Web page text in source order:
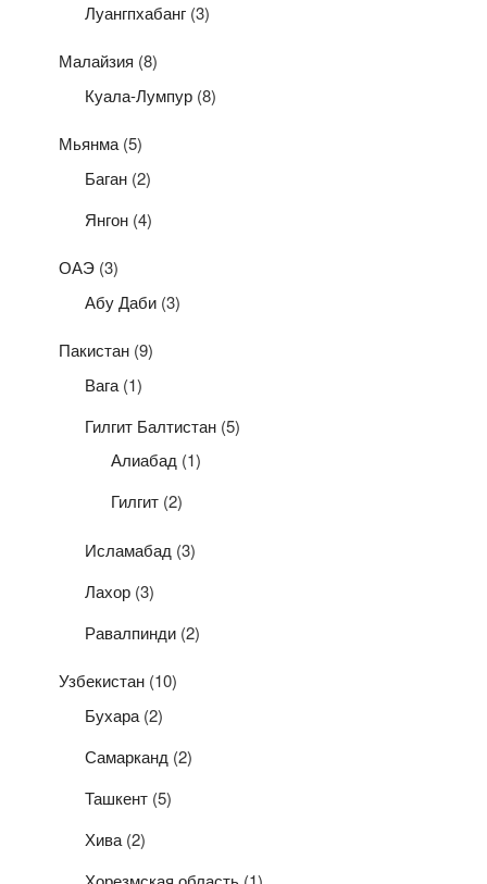
Луангпхабанг (3)
Малайзия (8)
Куала-Лумпур (8)
Мьянма (5)
Баган (2)
Янгон (4)
ОАЭ (3)
Абу Даби (3)
Пакистан (9)
Вага (1)
Гилгит Балтистан (5)
Алиабад (1)
Гилгит (2)
Исламабад (3)
Лахор (3)
Равалпинди (2)
Узбекистан (10)
Бухара (2)
Самарканд (2)
Ташкент (5)
Хива (2)